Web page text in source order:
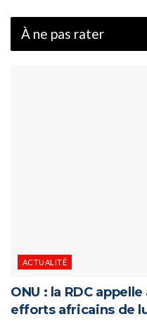
À ne pas rater
ACTUALITÉ
ONU : la RDC
efforts africains de